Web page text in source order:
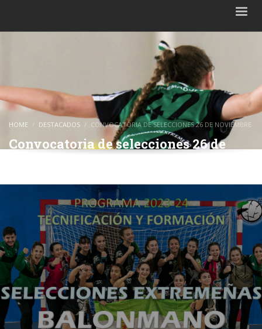
HOME DESTACADOS CONVOCATORIA DE SELECCIONES 26 DE NOVIEMBRE
Convocatoria de selecciones 26 de